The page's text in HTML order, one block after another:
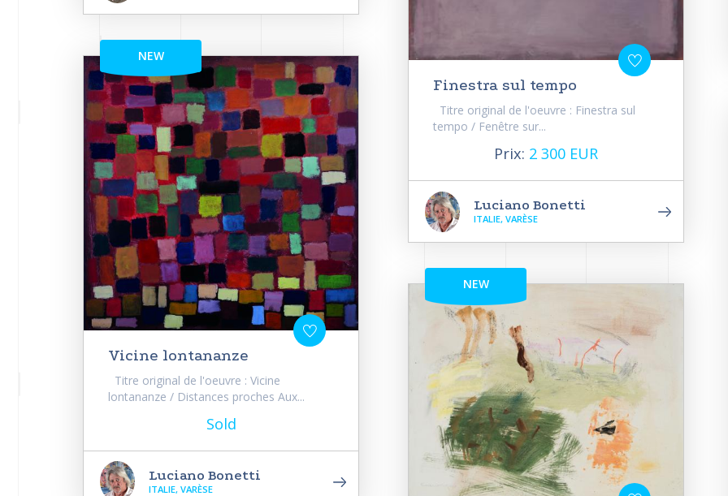
NEW
Vicine lontananze
Titre original de l'oeuvre : Vicine
lontananze / Distances proches Aux...
Sold
Luciano Bonetti
ITALIE, VARÈSE
Finestra sul tempo
Titre original de l'oeuvre : Finestra sul
tempo / Fenêtre sur...
Prix: 2 300 EUR
Luciano Bonetti
ITALIE, VARÈSE
NEW